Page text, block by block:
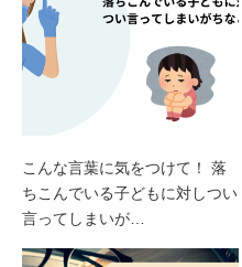
こんな言葉に気をつけて！ 落
ちこんでいる子どもに対しつい
言ってしまいが…